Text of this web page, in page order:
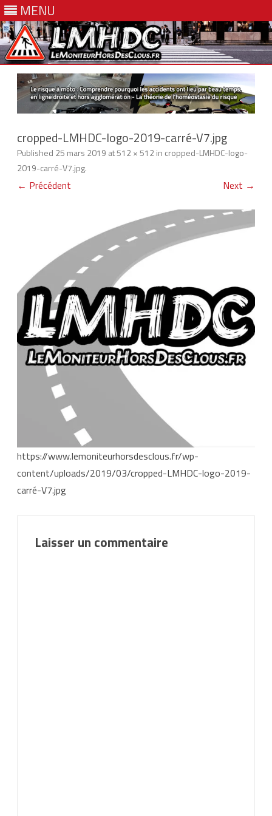
MENU
Skip
to
content
cropped-LMHDC-logo-2019-carré-V7.jpg
Published 25 mars 2019 at512 × 512 in cropped-LMHDC-logo-
2019-carré-V7.jpg.
← Précédent Next →
https://www.lemoniteurhorsdesclous.fr/wp-
content/uploads/2019/03/cropped-LMHDC-logo-2019-
carré-V7.jpg
Laisser un commentaire